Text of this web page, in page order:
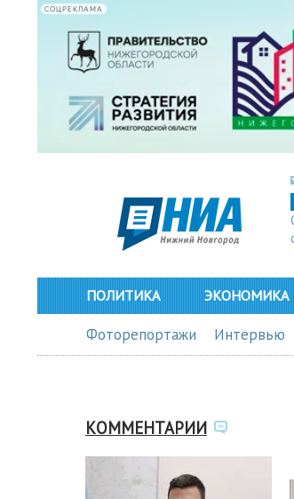
СОЦРЕКЛАМА
ПОЛИТИКА ЭКОНОМИКА
Фоторепортажи Интервью
КОММЕНТАРИИ